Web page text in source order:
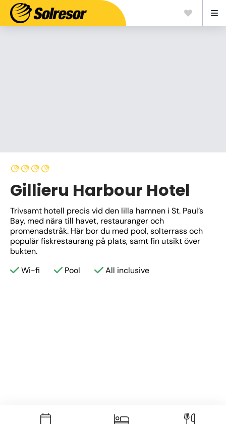
Gillieru Harbour Hotel
Trivsamt hotell precis vid den lilla hamnen i St. Paul’s
Bay, med nära till havet, restauranger och
promenadstråk. Här bor du med pool, solterrass och
populär fiskrestaurang på plats, samt fin utsikt över
bukten.
Wi-fi
Pool All inclusive